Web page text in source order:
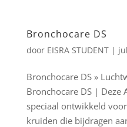
Bronchocare DS
door EISRA STUDENT|
Bronchocare DS »
Bronchocare DS | Deze
speciaal ontwikkeld
kruiden die bijdragen